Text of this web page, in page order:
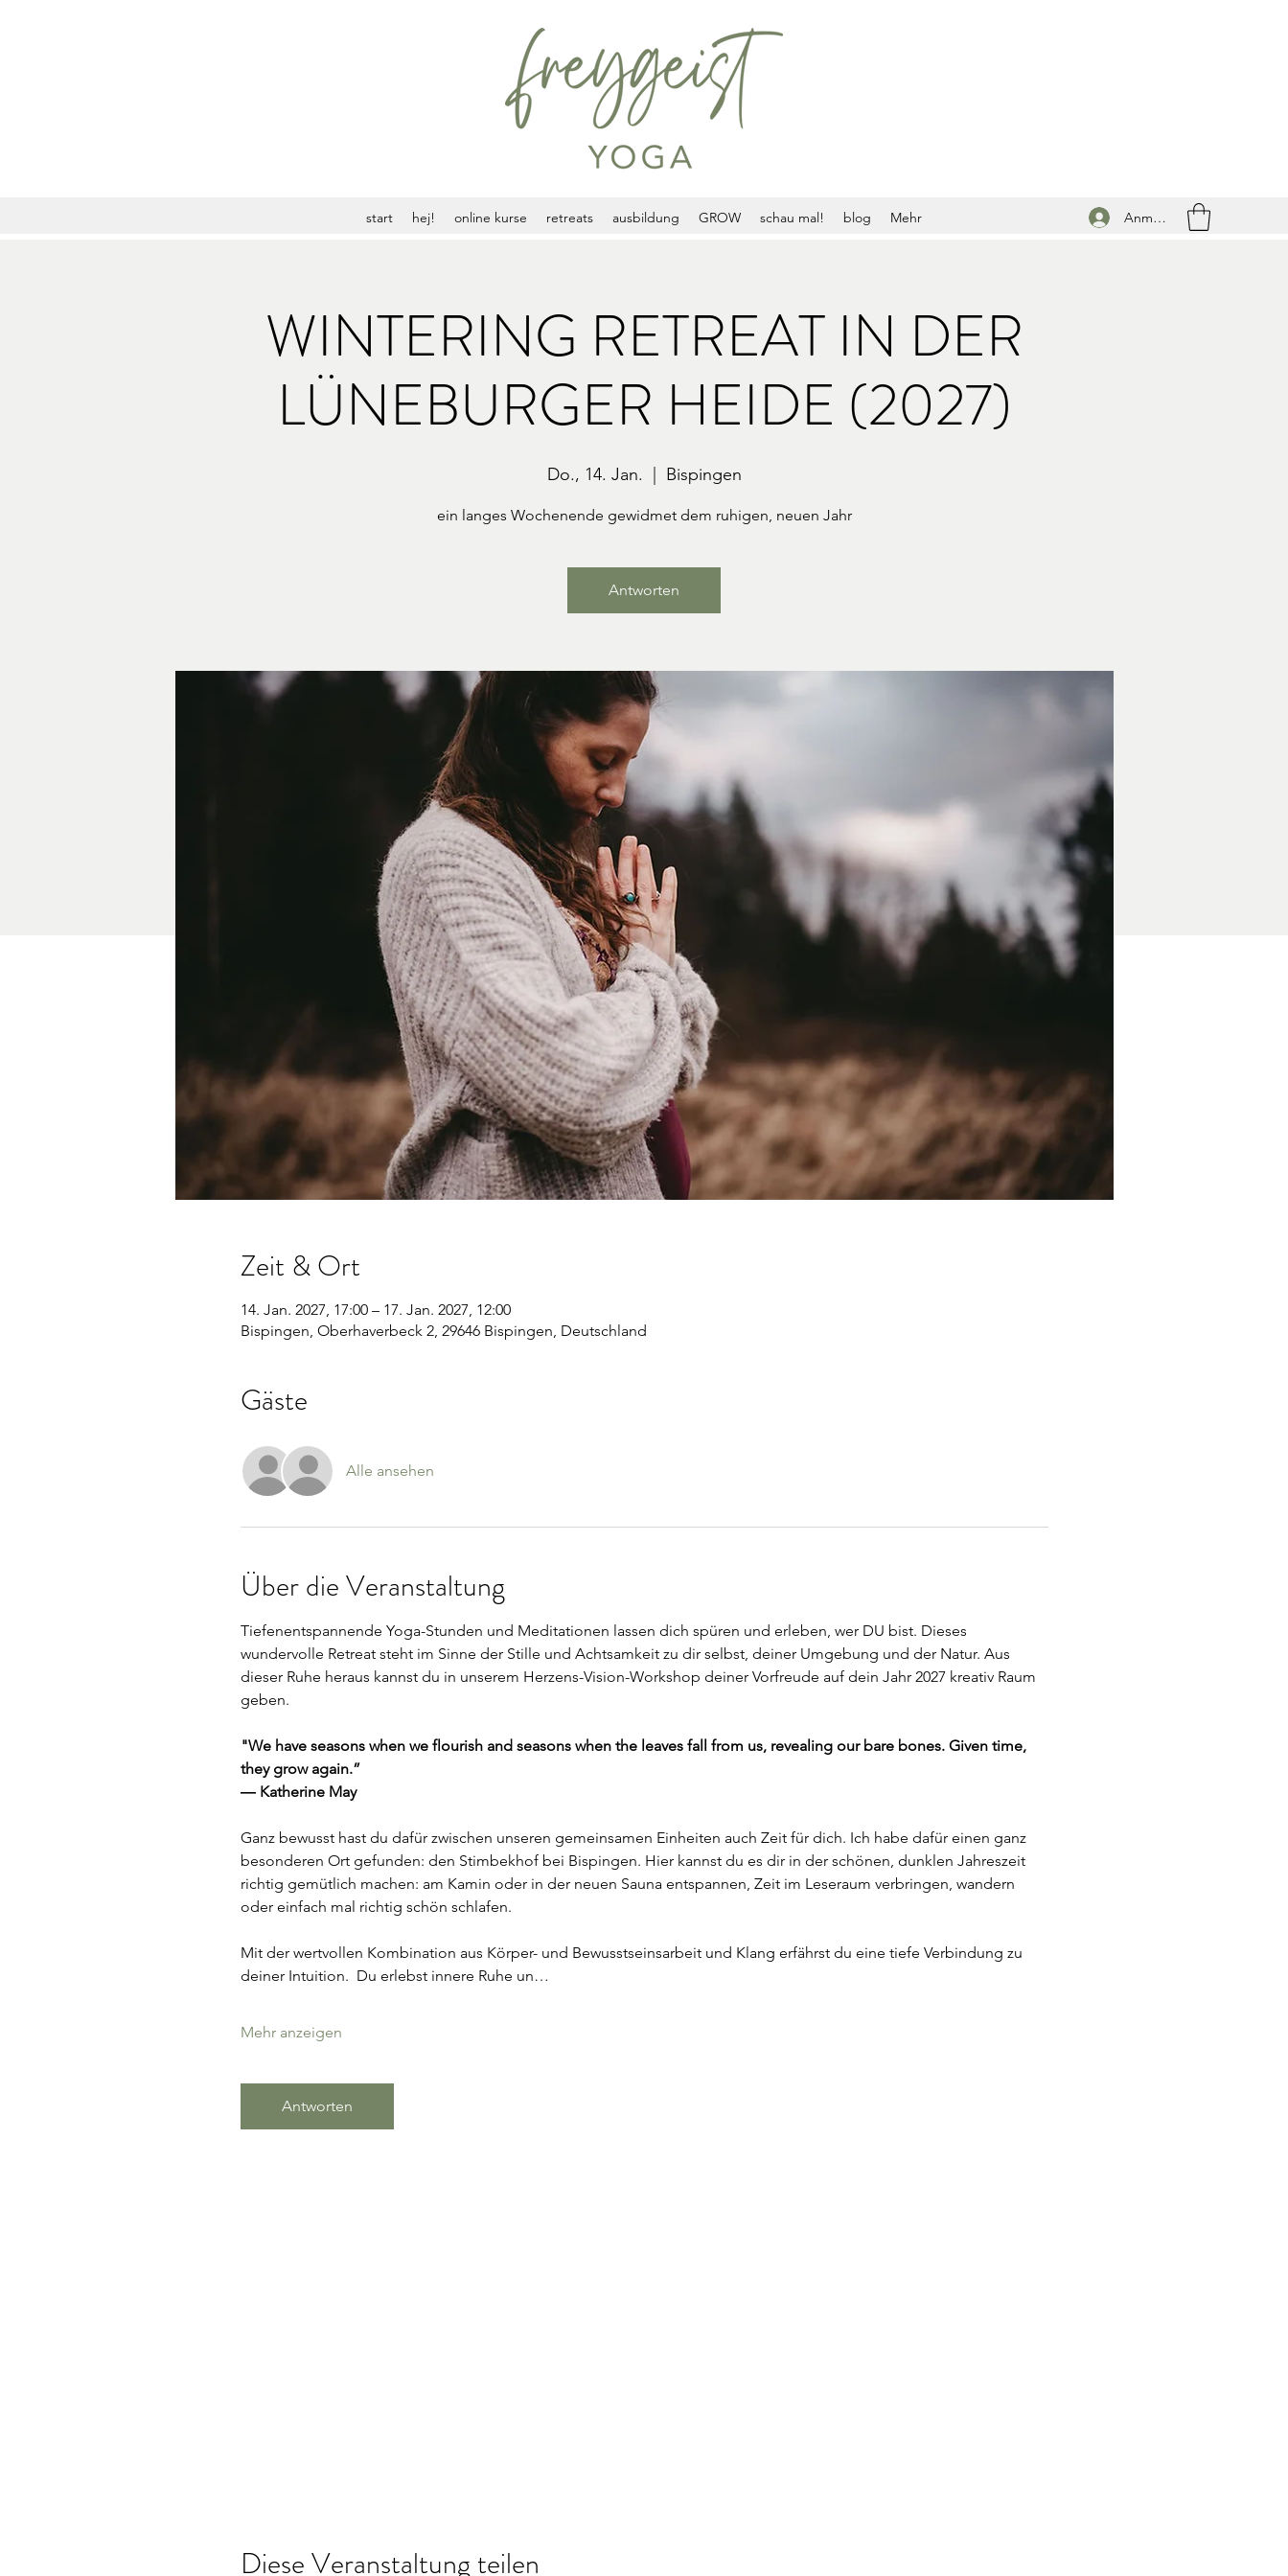
start hej! online kurse retreats ausbildung GROW schau mal! blog Mehr Anmelden
WINTERING RETREAT IN DER
LÜNEBURGER HEIDE (2027)
Do., 14. Jan.
  |
Bispingen
ein langes Wochenende gewidmet dem ruhigen, neuen Jahr
Antworten
Zeit & Ort
14. Jan. 2027, 17:00 – 17. Jan. 2027, 12:00
Bispingen, Oberhaverbeck 2, 29646 Bispingen, Deutschland
Gäste
Alle ansehen
Über die Veranstaltung
Tiefenentspannende Yoga-Stunden und Meditationen lassen dich spüren und erleben, wer DU bist. Dieses
wundervolle Retreat steht im Sinne der Stille und Achtsamkeit zu dir selbst, deiner Umgebung und der Natur. Aus
dieser Ruhe heraus kannst du in unserem Herzens-Vision-Workshop deiner Vorfreude auf dein Jahr 2027 kreativ Raum
geben.
"We have seasons when we flourish and seasons when the leaves fall from us, revealing our bare bones. Given time,
they grow again.”
― Katherine May
Ganz bewusst hast du dafür zwischen unseren gemeinsamen Einheiten auch Zeit für dich. Ich habe dafür einen ganz
besonderen Ort gefunden: den Stimbekhof bei Bispingen. Hier kannst du es dir in der schönen, dunklen Jahreszeit
richtig gemütlich machen: am Kamin oder in der neuen Sauna entspannen, Zeit im Leseraum verbringen, wandern
oder einfach mal richtig schön schlafen.
Mit der wertvollen Kombination aus Körper- und Bewusstseinsarbeit und Klang erfährst du eine tiefe Verbindung zu
deiner Intuition.  Du erlebst innere Ruhe un…
Mehr anzeigen
Antworten
Diese Veranstaltung teilen